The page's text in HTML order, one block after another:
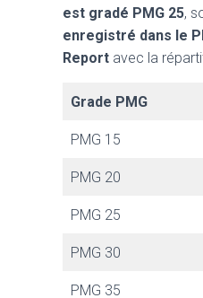
est gradé PMG 25,
enregistré dans le
Report avec la
Grade PMG
PMG 15
PMG 20
PMG 25
PMG 30
PMG 35